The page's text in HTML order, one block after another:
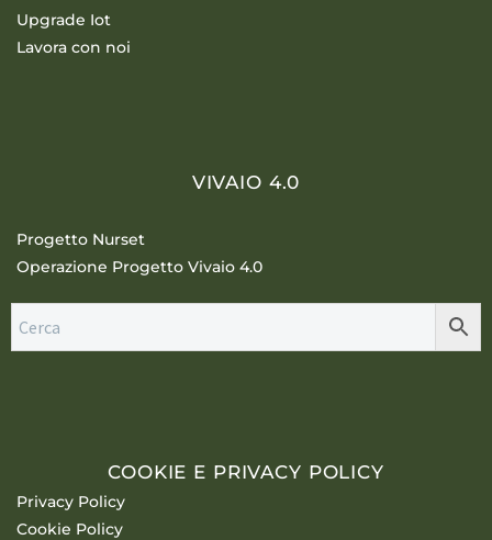
Upgrade Iot
Lavora con noi
VIVAIO 4.0
Progetto Nurset
Operazione Progetto Vivaio 4.0
COOKIE E PRIVACY POLICY
Privacy Policy
Cookie Policy